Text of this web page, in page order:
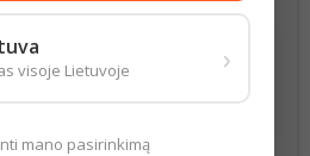
visoje Lietuvoje ›
mano pasirinkimą